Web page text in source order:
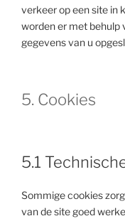
verkeer op een site in
worden er met behulp
gegevens van u
5. Cookies
5.1
Sommige cookies
van de site goed